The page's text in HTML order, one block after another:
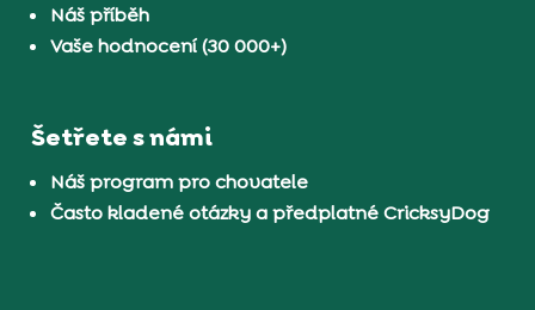
Náš příběh
Vaše hodnocení (30 000+)
Šetřete s námi
Náš program pro chovatele
Často kladené otázky a předplatné CricksyDog